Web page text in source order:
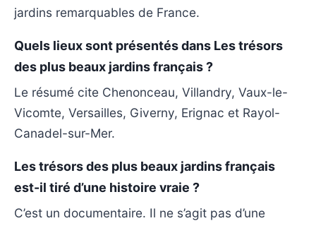
jardins remarquables de France.
Quels lieux sont présentés dans Les trésors
des plus beaux jardins français ?
Le résumé cite Chenonceau, Villandry, Vaux-le-
Vicomte, Versailles, Giverny, Erignac et Rayol-
Canadel-sur-Mer.
Les trésors des plus beaux jardins français
est-il tiré d’une histoire vraie ?
C’est un documentaire. Il ne s’agit pas d’une